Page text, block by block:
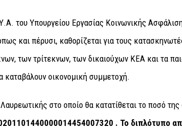
του Υπουργείου Εργασίας Κοινωνικής
και πέρυσι, καθορίζεται για τους
των τρίτεκνων, των δικαιούχων ΚΕΑ και τα
καταβάλουν οικονομική συμμετοχή.
στο οποίο θα κατατίθεται το ποσό
. Το διπλότυπο